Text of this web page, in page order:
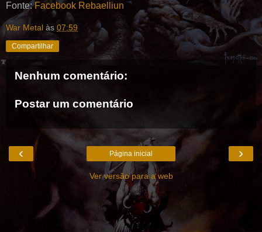
Fonte:Facebook Rebaelliun
War Metal às 07:59
Compartilhar
Nenhum comentário:
Postar um comentário
‹ ›
Página inicial
Ver versão para a web